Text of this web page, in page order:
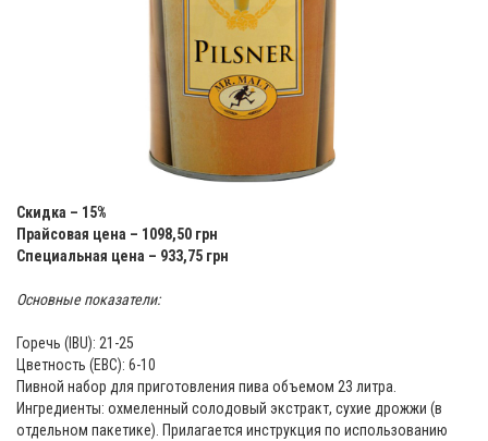
Скидка – 15%
Прайсовая цена – 1098,50 грн
Специальная цена – 933,75 грн
Основные показатели:
Горечь (IBU): 21-25
Цветность (EBC): 6-10
Пивной набор для приготовления пива объемом 23 литра.
Ингредиенты: охмеленный солодовый экстракт, сухие дрожжи (в
отдельном пакетике). Прилагается инструкция по использованию